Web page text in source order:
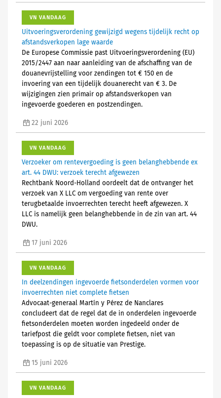
VN VANDAAG
Uitvoeringsverordening gewijzigd wegens tijdelijk recht op
afstandsverkopen lage waarde
De Europese Commissie past Uitvoeringsverordening (EU)
2015/2447 aan naar aanleiding van de afschaffing van de
douanevrijstelling voor zendingen tot € 150 en de
invoering van een tijdelijk douanerecht van € 3. De
wijzigingen zien primair op afstandsverkopen van
ingevoerde goederen en postzendingen.
22 juni 2026
VN VANDAAG
Verzoeker om rentevergoeding is geen belanghebbende ex
art. 44 DWU: verzoek terecht afgewezen
Rechtbank Noord-Holland oordeelt dat de ontvanger het
verzoek van X LLC om vergoeding van rente over
terugbetaalde invoerrechten terecht heeft afgewezen. X
LLC is namelijk geen belanghebbende in de zin van art. 44
DWU.
17 juni 2026
VN VANDAAG
In deelzendingen ingevoerde fietsonderdelen vormen voor
invoerrechten niet complete fietsen
Advocaat-generaal Martín y Pérez de Nanclares
concludeert dat de regel dat de in onderdelen ingevoerde
fietsonderdelen moeten worden ingedeeld onder de
tariefpost die geldt voor complete fietsen, niet van
toepassing is op de situatie van Prestige.
15 juni 2026
VN VANDAAG